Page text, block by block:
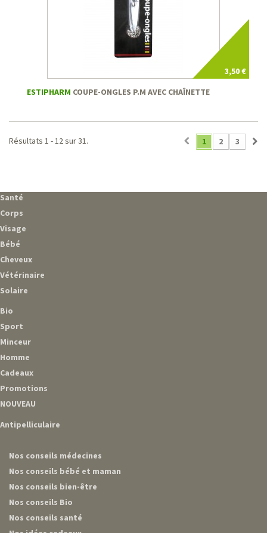
3,50 €
ESTIPHARM COUPE-ONGLES P.M AVEC CHAÎNETTE
1 2 3
Résultats 1 - 12 sur 31.
Santé
Corps
Visage
Bébé
Cheveux
Vétérinaire
Solaire
Bio
Sport
Minceur
Homme
Cadeaux
Promotions
NOUVEAU
Antipelliculaire
Nos conseils médecines
Nos conseils bébé et maman
Nos conseils bien-être
Nos conseils Bio
Nos conseils santé